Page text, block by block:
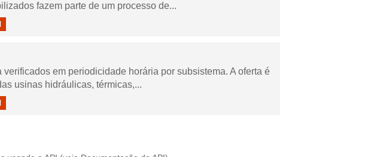
fazem parte de um processo de...
verificados em periodicidade horária por subsistema. A oferta é
usinas hidráulicas, térmicas,...